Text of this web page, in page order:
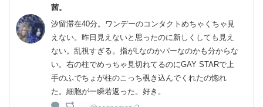
茜。
汐留滞在40分。ワンデーのコンタクトめちゃくちゃ見
えない。昨日見えないと思ったのに新しくしても見え
ない。乱視すぎる。指がLなのかパーなのかも分からな
い。右の柱でめっちゃ見切れてるのにGAY STARで上
手のふでちょが柱のこっち覗き込んでくれたの惚れ
た。細胞が一瞬若返った。好き。